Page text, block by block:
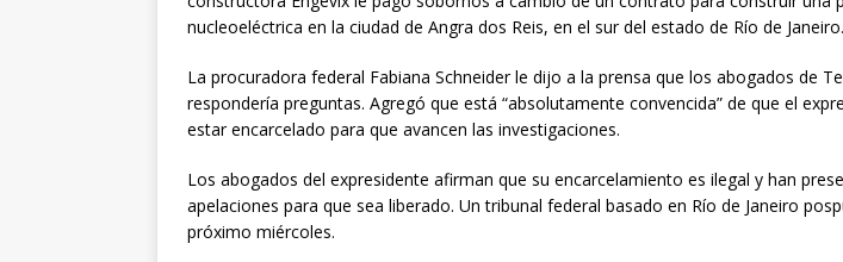
nucleoeléctrica en la ciudad de Angra dos Reis, en el sur del estado de Río de Janeiro.
La procuradora federal Fabiana Schneider le dijo a la prensa que los abogados de
respondería preguntas. Agregó que está “absolutamente convencida” de que el
estar encarcelado para que avancen las investigaciones.
Los abogados del expresidente afirman que su encarcelamiento es ilegal y han
apelaciones para que sea liberado. Un tribunal federal basado en Río de Janeiro
próximo miércoles.